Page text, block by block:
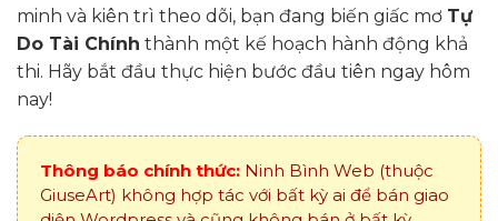
minh và kiên trì theo dõi, bạn đang biến giấc mơ Tự
Do Tài Chính thành một kế hoạch hành động khả
thi. Hãy bắt đầu thực hiện bước đầu tiên ngay hôm
nay!
Thông báo chính thức: Ninh Bình Web (thuộc
GiuseArt) không hợp tác với bất kỳ ai để bán giao